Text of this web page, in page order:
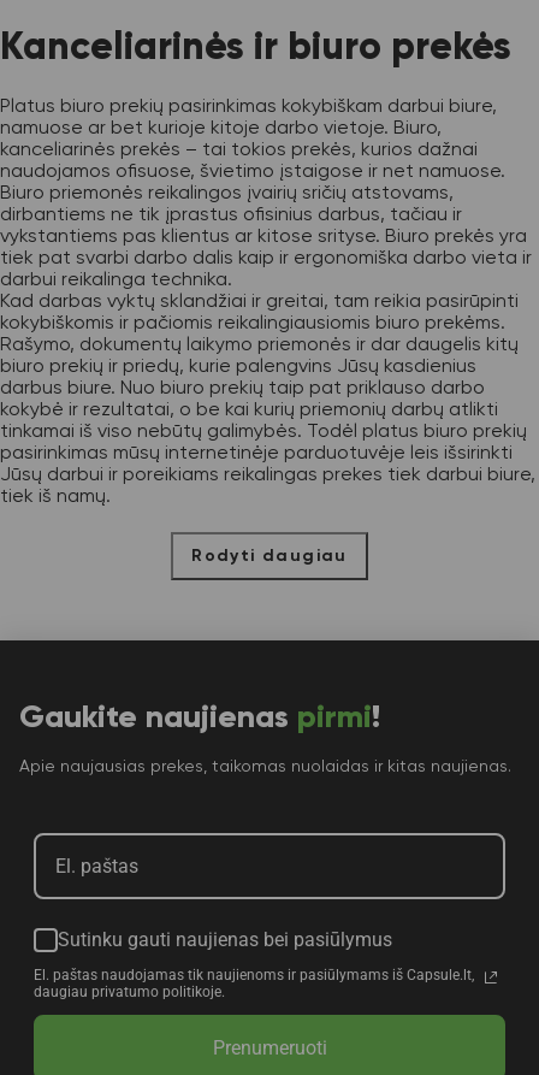
Kanceliarinės ir biuro prekės
Platus biuro prekių pasirinkimas kokybiškam darbui biure,
namuose ar bet kurioje kitoje darbo vietoje. Biuro,
kanceliarinės prekės – tai tokios prekės, kurios dažnai
naudojamos ofisuose, švietimo įstaigose ir net namuose.
Biuro priemonės reikalingos įvairių sričių atstovams,
dirbantiems ne tik įprastus ofisinius darbus, tačiau ir
vykstantiems pas klientus ar kitose srityse. Biuro prekės yra
tiek pat svarbi darbo dalis kaip ir ergonomiška darbo vieta ir
darbui reikalinga technika.
Kad darbas vyktų sklandžiai ir greitai, tam reikia pasirūpinti
kokybiškomis ir pačiomis reikalingiausiomis biuro prekėms.
Rašymo, dokumentų laikymo priemonės ir dar daugelis kitų
biuro prekių ir priedų, kurie palengvins Jūsų kasdienius
darbus biure. Nuo biuro prekių taip pat priklauso darbo
kokybė ir rezultatai, o be kai kurių priemonių darbų atlikti
tinkamai iš viso nebūtų galimybės. Todėl platus biuro prekių
pasirinkimas mūsų internetinėje parduotuvėje leis išsirinkti
Jūsų darbui ir poreikiams reikalingas prekes tiek darbui biure,
tiek iš namų.
Rodyti daugiau
Gaukite naujienas pirmi!
Apie naujausias prekes, taikomas nuolaidas ir kitas naujienas.
Sutinku gauti naujienas bei pasiūlymus
El. paštas naudojamas tik naujienoms ir pasiūlymams iš Capsule.lt,
daugiau privatumo politikoje.
Prenumeruoti